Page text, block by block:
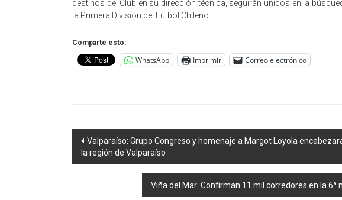
destinos del Club en su dirección técnica, seguirán unidos en la
la Primera División del Fútbol Chileno.
Comparte esto:
WhatsApp Imprimir Correo electrónico
Navegación
de
Valparaíso: Grupo Congreso y homenaje a Margot Loyola
la región de Valparaíso
Viña del Mar: Confirman 11 mil corredores en la